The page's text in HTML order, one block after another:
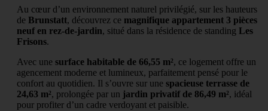
Au cœur d’un environnement naturel privilégié, sur les hauteurs
de Brunstatt, découvrez ce magnifique appartement 3 pièces
neuf en rez-de-jardin, situé dans la résidence de standing Les
Frisons.
Avec une surface habitable de 66,55 m², ce logement offre un
agencement moderne et lumineux, parfaitement pensé pour le
confort au quotidien. Il s’ouvre sur une spacieuse terrasse de
24,63 m², prolongée par un jardin privatif de 86,49 m², idéal
pour profiter d’un cadre verdoyant et paisible.